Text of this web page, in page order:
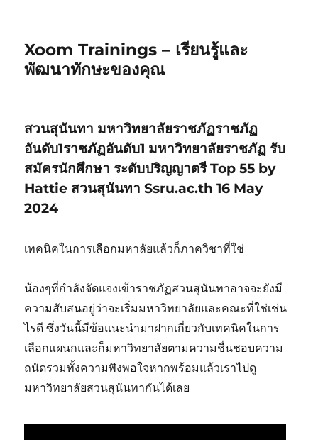
Xoom Trainings – เรียนรู้และ
พัฒนาทักษะของคุณ
สวนสุนันทา มหาวิทยาลัยราชภัฏราชภัฏ
อันดับ1ราชภัฏอันดับ1 มหาวิทยาลัยราชภัฏ รับ
สมัครนักศึกษา ระดับปริญญาตรี Top 55 by
Hattie สวนสุนันทา Ssru.ac.th 16 May
2024
เทคนิคในการเลือกมหาลัยแล้วก็ภาควิชาที่ใช่
น้องๆที่กำลังจัดแจงเข้าราชภัฏสวนสุนันทาอาจจะยังมี
ความสับสนอยู่ว่าจะเริ่มมหาวิทยาลัยและคณะที่ใช่เช่น
ไรดี ซึ่งวันนี้มีข้อแนะนำมาฝากเกี่ยวกับเทคนิคในการ
เลือกแผนกและก็มหาวิทยาลัยตามความชื่นชอบความ
ถนัดรวมทั้งความพึงพอใจหากพร้อมแล้วเราไปดู
มหาวิทยาลัยสวนสุนันทากันได้เลย